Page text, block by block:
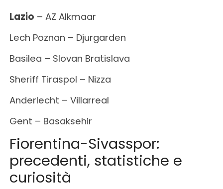
Lazio – AZ Alkmaar
Lech Poznan – Djurgarden
Basilea – Slovan Bratislava
Sheriff Tiraspol – Nizza
Anderlecht – Villarreal
Gent – Basaksehir
Fiorentina-Sivasspor:
precedenti, statistiche e
curiosità